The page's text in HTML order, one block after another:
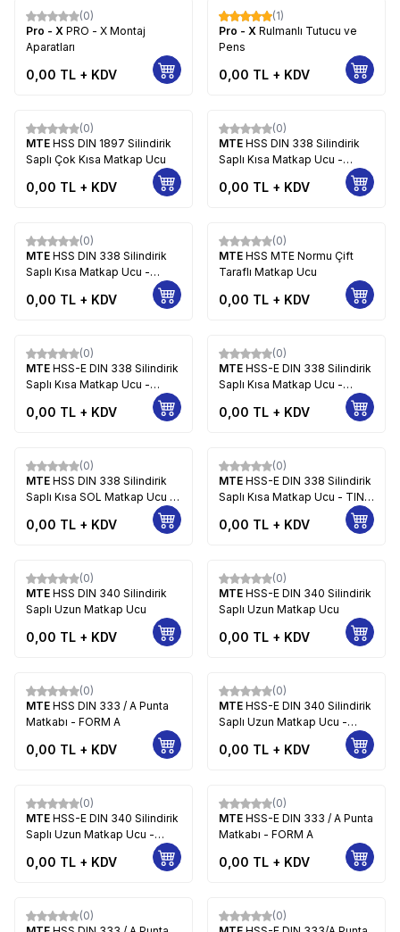
(0)
Pro - X PRO - X Montaj
Aparatları
0,00 TL + KDV
(1)
Pro - X Rulmanlı Tutucu ve
Pens
0,00 TL + KDV
(0)
MTE HSS DIN 1897 Silindirik
Saplı Çok Kısa Matkap Ucu
0,00 TL + KDV
(0)
MTE HSS DIN 338 Silindirik
Saplı Kısa Matkap Ucu -
0,00 TL + KDV
(0)
MTE HSS DIN 338 Silindirik
Saplı Kısa Matkap Ucu -
0,00 TL + KDV
(0)
MTE HSS MTE Normu Çift
Taraflı Matkap Ucu
0,00 TL + KDV
(0)
MTE HSS-E DIN 338 Silindirik
Saplı Kısa Matkap Ucu -
0,00 TL + KDV
(0)
MTE HSS-E DIN 338 Silindirik
Saplı Kısa Matkap Ucu -
0,00 TL + KDV
(0)
MTE HSS DIN 338 Silindirik
Saplı Kısa SOL Matkap Ucu -
0,00 TL + KDV
(0)
MTE HSS-E DIN 338 Silindirik
Saplı Kısa Matkap Ucu - TIN
0,00 TL + KDV
(0)
MTE HSS DIN 340 Silindirik
Saplı Uzun Matkap Ucu
0,00 TL + KDV
(0)
MTE HSS-E DIN 340 Silindirik
Saplı Uzun Matkap Ucu
0,00 TL + KDV
(0)
MTE HSS DIN 333 / A Punta
Matkabı - FORM A
0,00 TL + KDV
(0)
MTE HSS-E DIN 340 Silindirik
Saplı Uzun Matkap Ucu -
0,00 TL + KDV
(0)
MTE HSS-E DIN 340 Silindirik
Saplı Uzun Matkap Ucu -
0,00 TL + KDV
(0)
MTE HSS-E DIN 333 / A Punta
Matkabı - FORM A
0,00 TL + KDV
(0)
(0)